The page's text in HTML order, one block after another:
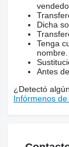
Dicha
Tenga
Antes
¿Detectó
Infórmenos